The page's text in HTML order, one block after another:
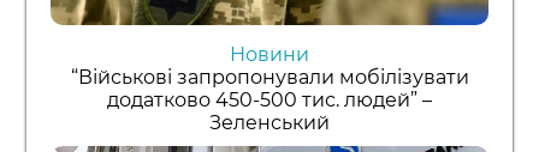
Новини
“Військові запропонували мобілізувати
додатково 450-500 тис. людей” –
Зеленський